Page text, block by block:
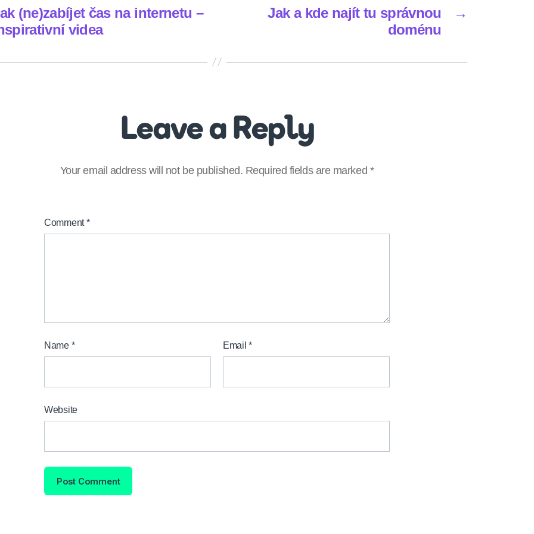
(ne)zabíjet čas na internetu –
videa
→
Jak a kde najít tu správnou
doménu
Leave a Reply
Your email address will not be published. Required fields are marked *
Comment*
Name * Email*
Website